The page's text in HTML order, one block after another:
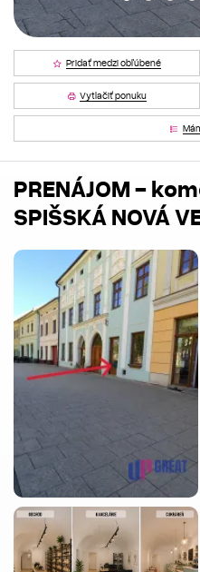
Pridať medzi obľúbené
Vytlačiť ponuku
PRENÁJOM -
SPIŠSKÁ NOVÁ